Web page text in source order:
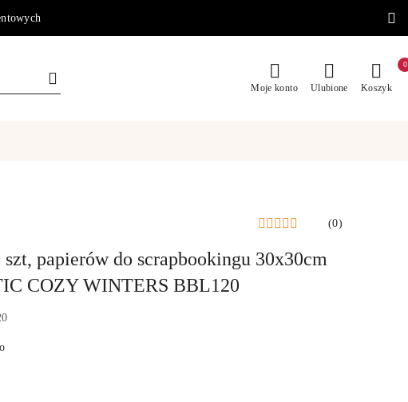
Moje konto Ulubione Koszyk
0
(0)
szt, papierów do scrapbookingu 30x30cm
COZY WINTERS BBL120